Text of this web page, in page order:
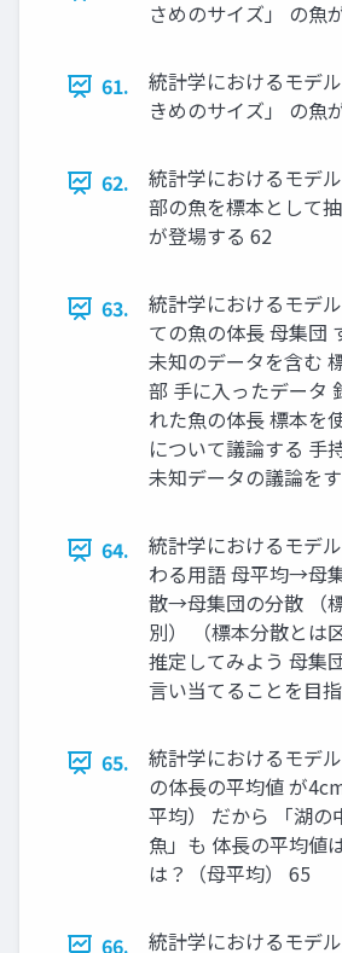
さめのサイズ」 の魚
61.
統計学におけるモデ
きめのサイズ」 の魚
62.
統計学におけるモデ
部の魚を標本として
が登場する 62
63.
統計学におけるモデ
ての魚の体長 母集団
未知のデータを含む
部 手に入ったデータ
れた魚の体長 標本を
について議論する 手
未知データの議論を
64.
統計学におけるモデ
わる用語 母平均→母
散→母集団の分散 （
別） （標本分散とは
推定してみよう 母集
言い当てることを目
65.
統計学におけるモデル
の体長の平均値 が
平均） だから 「湖の
魚」も 体長の平均値
は？（母平均） 65
66. 統計学におけるモデ